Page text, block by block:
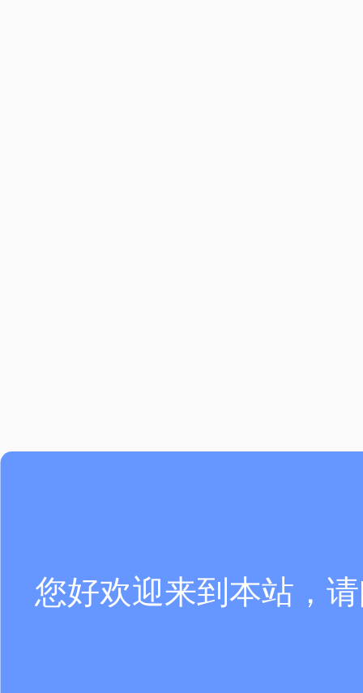
您好欢迎来到本站，